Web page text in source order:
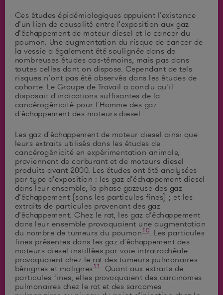
Ces études épidémiologiques appuient l’existence
d’un lien de causalité entre l’exposition aux gaz
d’échappement de moteur diesel et le cancer du
poumon. Une augmentation du risque de cancer de
la vessie a également été soulignée dans de
nombreuses études cas-témoins, mais pas dans
toutes celles dont on dispose. Cependant de tels
risques n’ont pas été observés dans les études de
cohorte. Le Groupe de Travail a conclu qu’il
disposait d’indications suffisantes de la
cancérogénicité pour l’Homme des gaz
d’échappement des moteurs diesel.
Les gaz d’échappement de moteur diesel ainsi que
leurs extraits utilisés dans les études de
cancérogénicité en expérimentation animale,
proviennent de carburant et de moteurs diesel
produits avant 2000. Les études ont été analysées
par type d’exposition : les gaz d’échappement diesel
dans leur ensemble, la phase gazeuse des gaz
d’échappement (sans les particules fines) ; et les
extraits de particules provenant des gaz
d’échappement. Chez le rat, les gaz d’échappement
dans leur ensemble provoquaient une augmentation
du nombre de tumeurs du poumon10. Les particules
fines présentes dans les gaz d’échappement des
moteurs diesel instillées par voie intratrachéale
provoquaient chez le rat des tumeurs pulmonaires
bénignes et malignes11. Quant aux extraits de
particules fines, elles provoquaient des carcinomes
pulmonaires chez le rat et des sarcomes